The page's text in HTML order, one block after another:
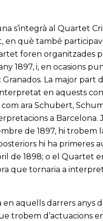
s’integrà al Quartet
en què també
foren organitzades
1897, i, en ocasions
La major part
en aquests
ara Schubert,
a
de 1897, hi
hi ha primeres
de 1898; o el Quartet
que tornaria a
en aquells darrers anys
trobem d’actuacions